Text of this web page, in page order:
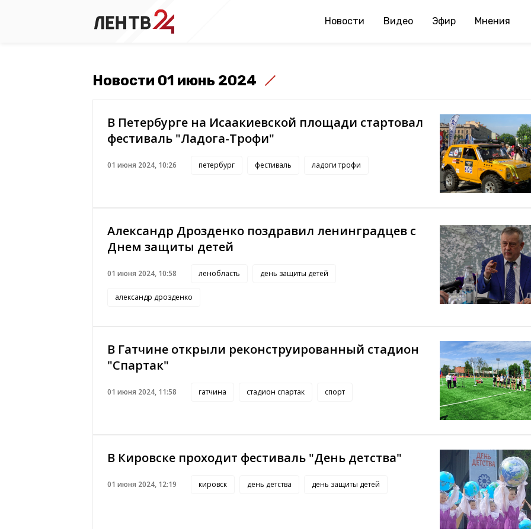
Новости Видео Эфир Мнения
Новости 01 июнь 2024
В Петербурге на Исаакиевской площади стартовал
фестиваль "Ладога-Трофи"
01 июня 2024, 10:26 петербург фестиваль ладоги трофи
Александр Дрозденко поздравил ленинградцев с
Днем защиты детей
01 июня 2024, 10:58 ленобласть день защиты детей
александр дрозденко
В Гатчине открыли реконструированный стадион
"Спартак"
01 июня 2024, 11:58 гатчина стадион спартак спорт
В Кировске проходит фестиваль "День детства"
01 июня 2024, 12:19 кировск день детства день защиты детей